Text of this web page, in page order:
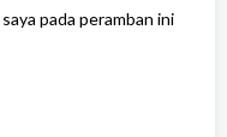
pada peramban ini